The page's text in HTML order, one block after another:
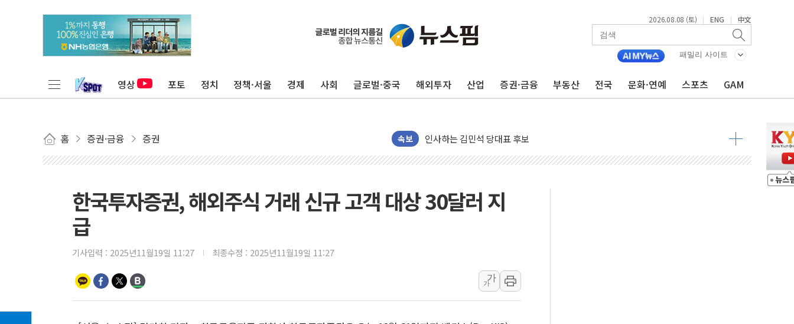
2026.08.08 (토) | ENG | 中文
패밀리 사이트
영상 포토 정치 정책·서울 경제 사회 글로벌·중국 해외투자 산업 증권·금융 부동산 전국 문화·연예 스포츠 GAM
홈 증권·금융 증권 속보
포항시 재난예산 40억 긴급 투입…고수온 양식장 복구·지원 '총력'
울진·영덕 '호우특보'-포항 '산사태 주의보'...경북도, 호우 피해·통제구간 없어
인천 합동연설회 나선 송영길·정청래·김민석 당대표 후보
김민석, 2주차 제주·인천 경선서 정청래에 승리...47.75% vs 42.08%
[속보] 민주, 제주·인천 경선 결과 발표...김민석 47.75% 정청래 42.08%
[속보] 민주, 인천 경선 결과 발표...김민석 45.09% 정청래 43.27% 송영길 11.63%
이번주 국내 주요 금융일정(8.10~8.14)
美, 이란전 출구전략 만지작…공습 한계·탄약 부족 현실화
李대통령 "결혼 때문에 손해 보는 일 없게"…'결혼 페널티' 22개 과제 손본다
여수 오동도 인근 해상서 모터보트 전복…1명 사망·1명 실종
한국투자증권, 해외주식 거래 신규 고객 대상 30달러 지
급
기사입력 : 2025년11월19일 11:27 최종수정 : 2025년11월19일 11:27
가
가